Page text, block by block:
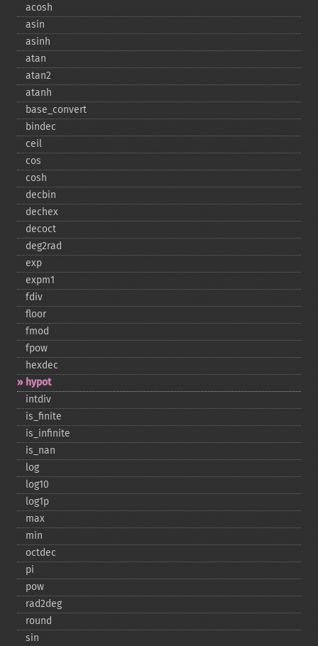
acosh
asin
asinh
atan
atan2
atanh
base_​convert
bindec
ceil
cos
cosh
decbin
dechex
decoct
deg2rad
exp
expm1
fdiv
floor
fmod
fpow
hexdec
hypot
intdiv
is_​finite
is_​infinite
is_​nan
log
log10
log1p
max
min
octdec
pi
pow
rad2deg
round
sin